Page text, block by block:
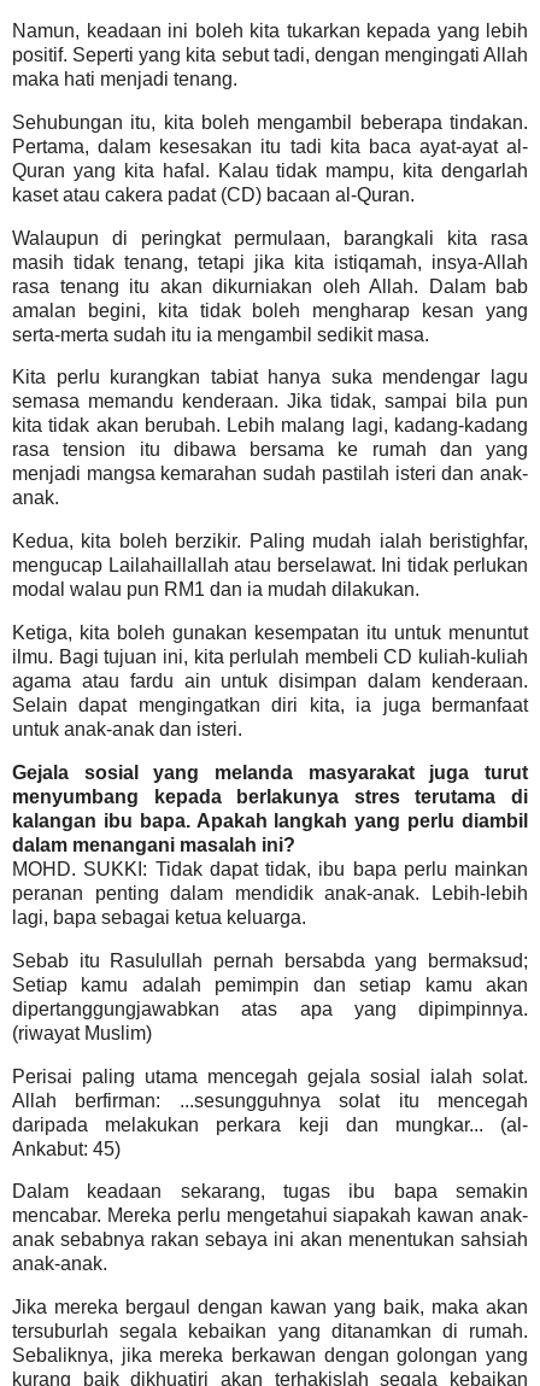
Namun, keadaan ini boleh kita tukarkan kepada yang lebih
positif. Seperti yang kita sebut tadi, dengan mengingati Allah
maka hati menjadi tenang.
Sehubungan itu, kita boleh mengambil beberapa tindakan.
Pertama, dalam kesesakan itu tadi kita baca ayat-ayat al-
Quran yang kita hafal. Kalau tidak mampu, kita dengarlah
kaset atau cakera padat (CD) bacaan al-Quran.
Walaupun di peringkat permulaan, barangkali kita rasa
masih tidak tenang, tetapi jika kita istiqamah, insya-Allah
rasa tenang itu akan dikurniakan oleh Allah. Dalam bab
amalan begini, kita tidak boleh mengharap kesan yang
serta-merta sudah itu ia mengambil sedikit masa.
Kita perlu kurangkan tabiat hanya suka mendengar lagu
semasa memandu kenderaan. Jika tidak, sampai bila pun
kita tidak akan berubah. Lebih malang lagi, kadang-kadang
rasa tension itu dibawa bersama ke rumah dan yang
menjadi mangsa kemarahan sudah pastilah isteri dan anak-
anak.
Kedua, kita boleh berzikir. Paling mudah ialah beristighfar,
mengucap Lailahaillallah atau berselawat. Ini tidak perlukan
modal walau pun RM1 dan ia mudah dilakukan.
Ketiga, kita boleh gunakan kesempatan itu untuk menuntut
ilmu. Bagi tujuan ini, kita perlulah membeli CD kuliah-kuliah
agama atau fardu ain untuk disimpan dalam kenderaan.
Selain dapat mengingatkan diri kita, ia juga bermanfaat
untuk anak-anak dan isteri.
Gejala sosial yang melanda masyarakat juga turut
menyumbang kepada berlakunya stres terutama di
kalangan ibu bapa. Apakah langkah yang perlu diambil
dalam menangani masalah ini?
MOHD. SUKKI: Tidak dapat tidak, ibu bapa perlu mainkan
peranan penting dalam mendidik anak-anak. Lebih-lebih
lagi, bapa sebagai ketua keluarga.
Sebab itu Rasulullah pernah bersabda yang bermaksud;
Setiap kamu adalah pemimpin dan setiap kamu akan
dipertanggungjawabkan atas apa yang dipimpinnya.
(riwayat Muslim)
Perisai paling utama mencegah gejala sosial ialah solat.
Allah berfirman: ...sesungguhnya solat itu mencegah
daripada melakukan perkara keji dan mungkar... (al-
Ankabut: 45)
Dalam keadaan sekarang, tugas ibu bapa semakin
mencabar. Mereka perlu mengetahui siapakah kawan anak-
anak sebabnya rakan sebaya ini akan menentukan sahsiah
anak-anak.
Jika mereka bergaul dengan kawan yang baik, maka akan
tersuburlah segala kebaikan yang ditanamkan di rumah.
Sebaliknya, jika mereka berkawan dengan golongan yang
kurang baik dikhuatiri akan terhakislah segala kebaikan